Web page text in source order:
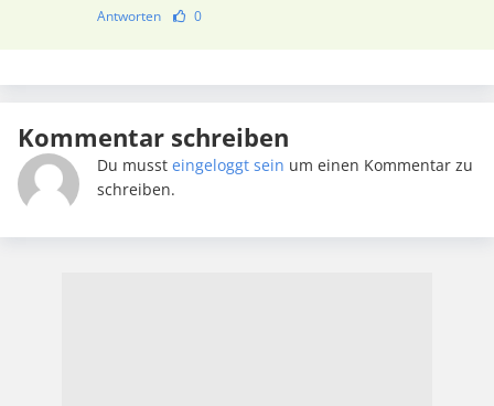
Antworten 0
Kommentar schreiben
Du musst eingeloggt sein um einen Kommentar zu
schreiben.